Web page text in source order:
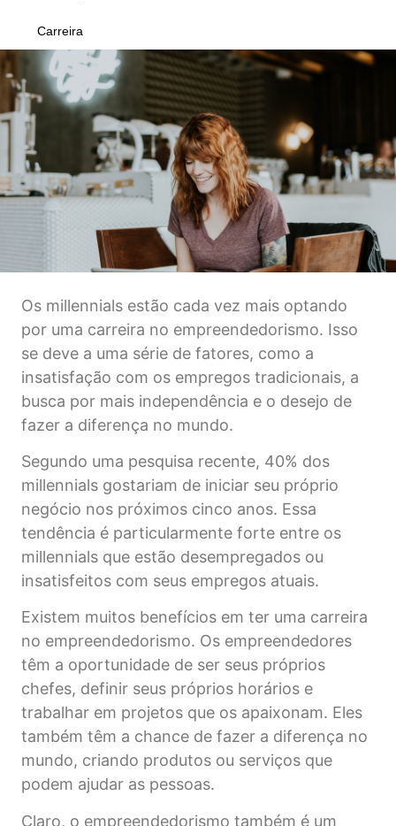
Carreira
Os millennials estão cada vez mais optando
por uma carreira no empreendedorismo. Isso
se deve a uma série de fatores, como a
insatisfação com os empregos tradicionais, a
busca por mais independência e o desejo de
fazer a diferença no mundo.
Segundo uma pesquisa recente, 40% dos
millennials gostariam de iniciar seu próprio
negócio nos próximos cinco anos. Essa
tendência é particularmente forte entre os
millennials que estão desempregados ou
insatisfeitos com seus empregos atuais.
Existem muitos benefícios em ter uma carreira
no empreendedorismo. Os empreendedores
têm a oportunidade de ser seus próprios
chefes, definir seus próprios horários e
trabalhar em projetos que os apaixonam. Eles
também têm a chance de fazer a diferença no
mundo, criando produtos ou serviços que
podem ajudar as pessoas.
Claro, o empreendedorismo também é um